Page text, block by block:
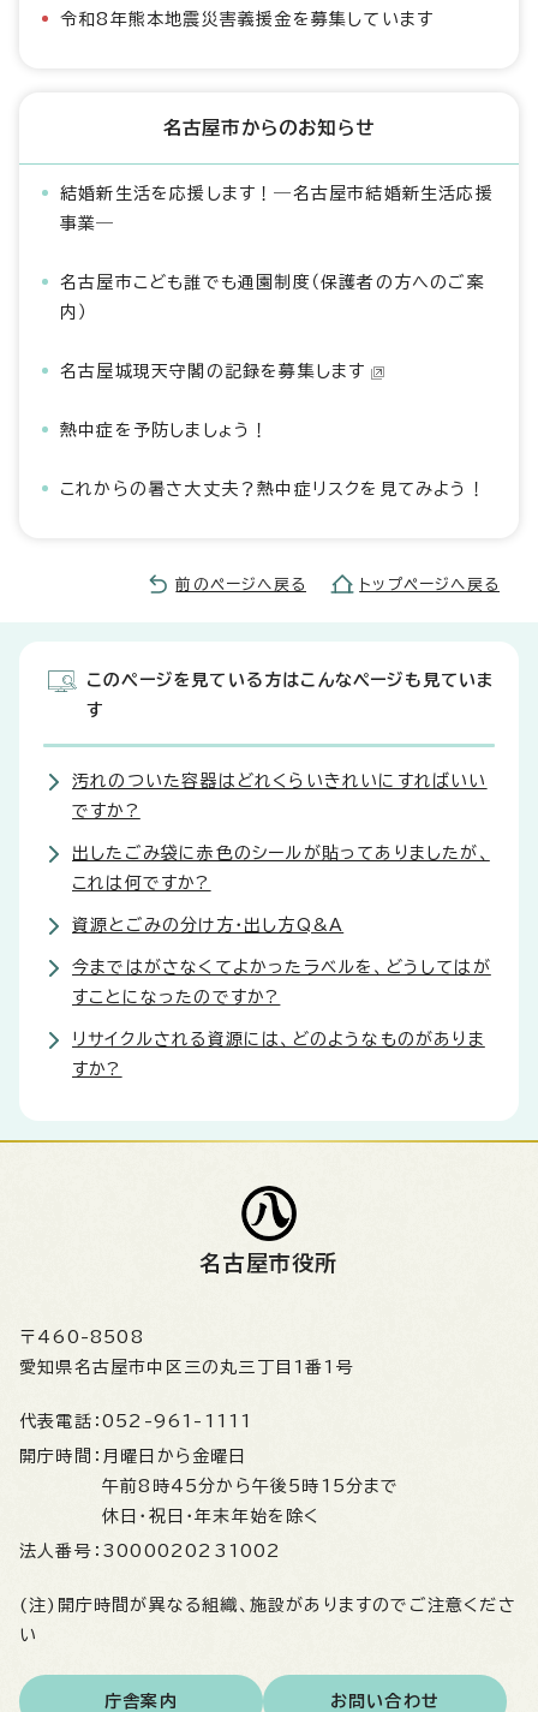
令和8年熊本地震災害義援金を募集しています
名古屋市からのお知らせ
結婚新生活を応援します！―名古屋市結婚新生活応援
事業―
名古屋市こども誰でも通園制度（保護者の方へのご案
内）
名古屋城現天守閣の記録を募集します
熱中症を予防しましょう！
これからの暑さ大丈夫？熱中症リスクを見てみよう！
前のページへ戻る トップページへ戻る
このページを見ている方はこんなページも見ていま
す
汚れのついた容器はどれくらいきれいにすればいい
ですか?
出したごみ袋に赤色のシールが貼ってありましたが、
これは何ですか?
資源とごみの分け方・出し方Q&A
今まではがさなくてよかったラベルを、どうしてはが
すことになったのですか?
リサイクルされる資源には、どのようなものがありま
すか?
名古屋市役所
〒460-8508
愛知県名古屋市中区三の丸三丁目1番1号
代表電話： 052-961-1111
開庁時間： 月曜日から金曜日
午前8時45分から午後5時15分まで
休日・祝日・年末年始を除く
法人番号： 3000020231002
(注)開庁時間が異なる組織、施設がありますのでご注意くださ
い
庁舎案内 お問い合わせ